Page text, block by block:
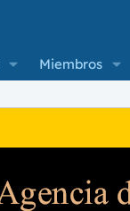
Miembros